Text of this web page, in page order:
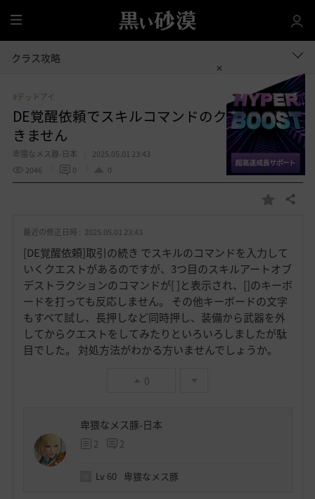
全
体
クラス攻略
#デッドアイ
DE覚醒依頼でスキルコマンドのクエストがで
きません
卑猥なメス豚-日本
2025.05.01 23:43
2046
0 0
お
入
り
共有する
最近の修正日時 : 2025.05.01 23:43
[DE覚醒依頼]取引の続き でスキルのコマンドを入力して
いくクエストがあるのですが、3つ目のスキルアートオブ
デストラクションのコマンドが[ ]と表示され、[]のキーボ
ードを打っても反応しません。 その他キーボードの文字
もすべて試し、長押しなど同時押し、装備から武器を外
してからクエストをしてみたりといろいろしましたが駄
目でした。 対処方法がわかる方いませんでしょうか。
0
卑猥なメス豚-日本
2 2
Lv 60 卑猥なメス豚